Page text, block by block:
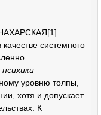
[1]
качестве системного
психики
уровню толпы,
хотя и допускает
К